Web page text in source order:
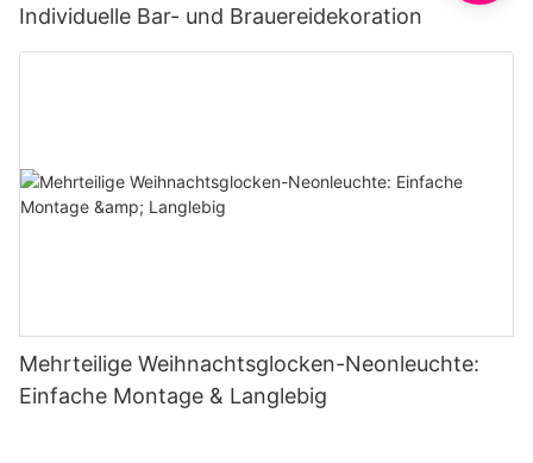
Individuelle Bar- und Brauereidekoration
Mehrteilige Weihnachtsglocken-Neonleuchte:
Einfache Montage & Langlebig